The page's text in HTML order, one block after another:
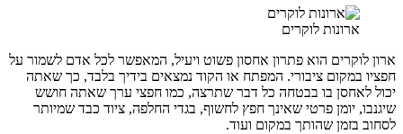
ארונות לוקרים
ארון לוקרים הוא פתרון אחסון פשוט ויעיל, המאפשר לכל אדם לשמור על
חפציו במקום ציבורי. המפתח או הקוד נמצאים בידיך בלבד, כך שאתה
יכול לאחסן בו בבטחה כל דבר שתרצה, כמו חפצי ערך שאתה חושש
שיגנבו, יומן פרטי שאינך חפץ לחשוף, בגדי החלפה, ציוד כבד שמיותר
לסחוב בזמן שהותך במקום ועוד.